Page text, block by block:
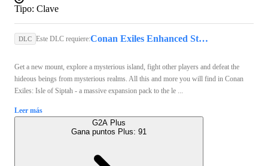
Tipo: Clave
DLC Este DLC requiere: Conan Exiles Enhanced Steam Key GLOBAL
Get a new mount, explore a mysterious island, fight other players and defeat the
hideous beings from mysterious realms. All this and more you will find in Conan
Exiles: Isle of Siptah - a massive expansion pack to the le ...
Leer más
G2A Plus
Gana puntos Plus: 91